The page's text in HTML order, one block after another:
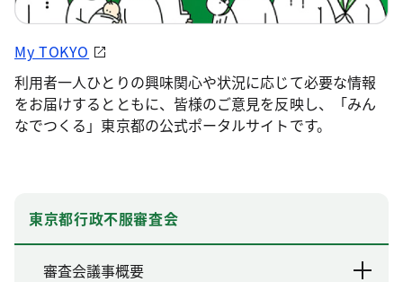
My TOKYO
利用者一人ひとりの興味関心や状況に応じて必要な情報
をお届けするとともに、皆様のご意見を反映し、「みん
なでつくる」東京都の公式ポータルサイトです。
東京都行政不服審査会
審査会議事概要